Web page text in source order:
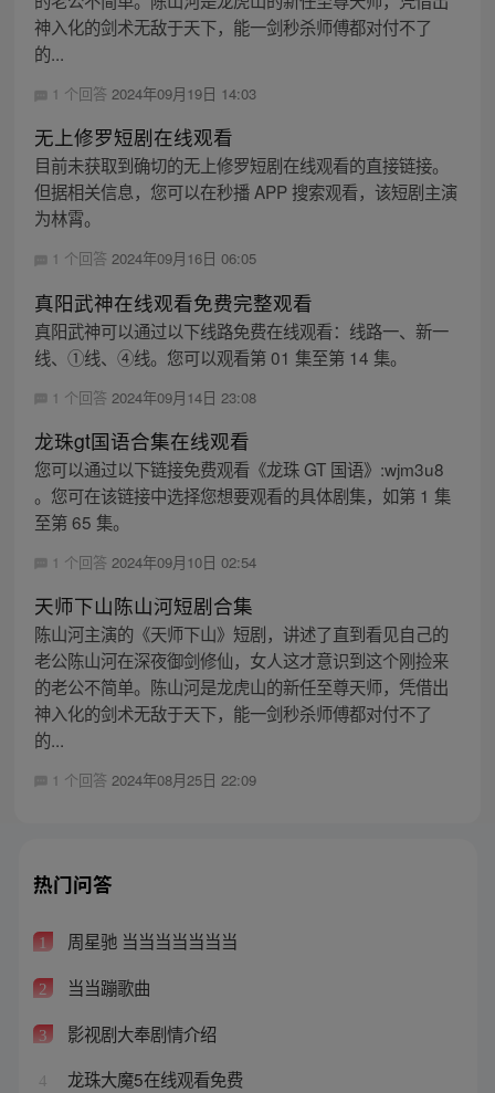
神入化的剑术无敌于天下，能一剑秒杀师傅都对付不了
的...
1 个回答 2024年09月19日 14:03
无上修罗短剧在线观看
目前未获取到确切的无上修罗短剧在线观看的直接链接。
但据相关信息，您可以在秒播 APP 搜索观看，该短剧主演
为林霄。
1 个回答 2024年09月16日 06:05
真阳武神在线观看免费完整观看
真阳武神可以通过以下线路免费在线观看：线路一、新一
线、①线、④线。您可以观看第 01 集至第 14 集。
1 个回答 2024年09月14日 23:08
龙珠gt国语合集在线观看
您可以通过以下链接免费观看《龙珠 GT 国语》:wjm3u8
。您可在该链接中选择您想要观看的具体剧集，如第 1 集
至第 65 集。
1 个回答 2024年09月10日 02:54
天师下山陈山河短剧合集
陈山河主演的《天师下山》短剧，讲述了直到看见自己的
老公陈山河在深夜御剑修仙，女人这才意识到这个刚捡来
的老公不简单。陈山河是龙虎山的新任至尊天师，凭借出
神入化的剑术无敌于天下，能一剑秒杀师傅都对付不了
的...
1 个回答 2024年08月25日 22:09
热门问答
1 周星驰 当当当当当当当
2 当当蹦歌曲
3 影视剧大奉剧情介绍
4 龙珠大魔5在线观看免费